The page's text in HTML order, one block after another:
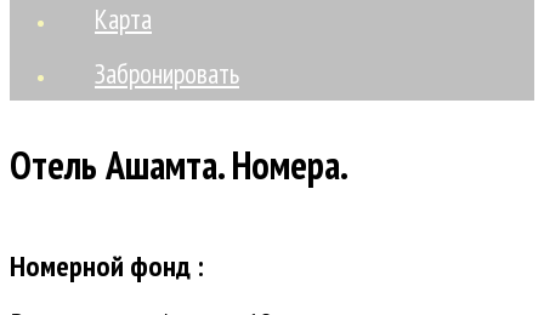
Карта
Забронировать
Отель Ашамта. Номера.
Номерной фонд :